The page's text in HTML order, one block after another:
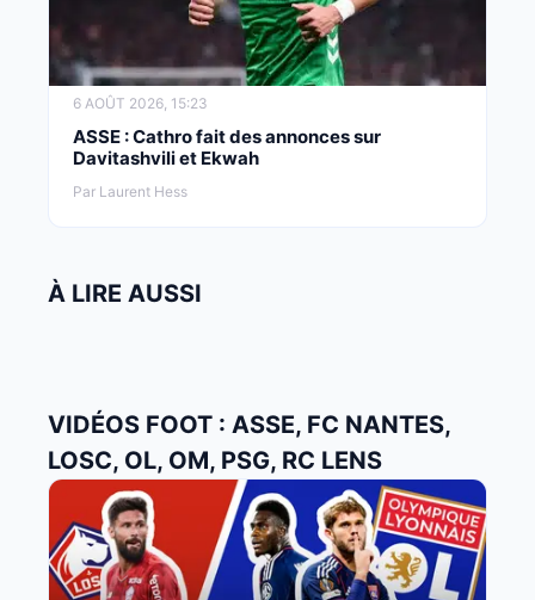
6 AOÛT 2026, 15:23
ASSE : Cathro fait des annonces sur
Davitashvili et Ekwah
Par Laurent Hess
À LIRE AUSSI
VIDÉOS FOOT : ASSE, FC NANTES,
LOSC, OL, OM, PSG, RC LENS